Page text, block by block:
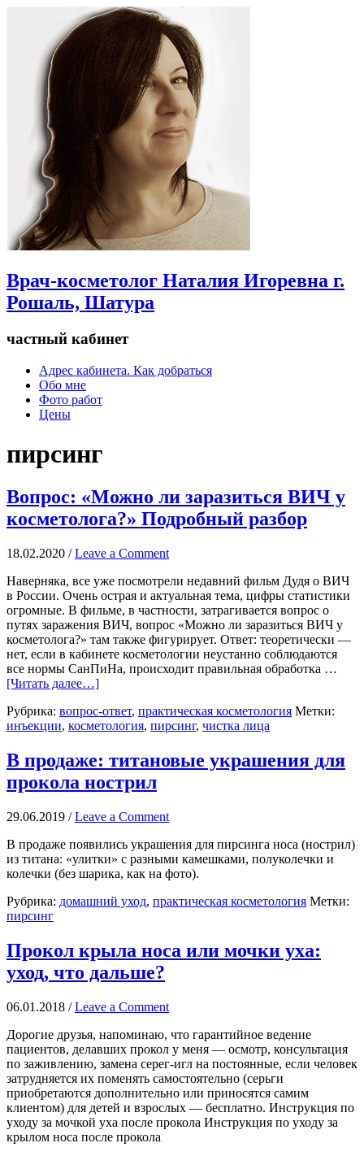
Врач-косметолог Наталия Игоревна г.
Рошаль, Шатура
частный кабинет
Адрес кабинета. Как добраться
Обо мне
Фото работ
Цены
пирсинг
Вопрос: «Можно ли заразиться ВИЧ у
косметолога?» Подробный разбор
18.02.2020 /Leave a Comment
Наверняка, все уже посмотрели недавний фильм Дудя о ВИЧ
в России. Очень острая и актуальная тема, цифры статистики
огромные. В фильме, в частности, затрагивается вопрос о
путях заражения ВИЧ, вопрос «Можно ли заразиться ВИЧ у
косметолога?» там также фигурирует. Ответ: теоретически —
нет, если в кабинете косметологии неустанно соблюдаются
все нормы СанПиНа, происходит правильная обработка …
[Читать далее…]
Рубрика: вопрос-ответ, практическая косметология Метки:
инъекции, косметология, пирсинг, чистка лица
В продаже: титановые украшения для
прокола нострил
29.06.2019 /Leave a Comment
В продаже появились украшения для пирсинга носа (нострил)
из титана: «улитки» с разными камешками, полуколечки и
колечки (без шарика, как на фото).
Рубрика: домашний уход, практическая косметология Метки:
пирсинг
Прокол крыла носа или мочки уха:
уход, что дальше?
06.01.2018 /Leave a Comment
Дорогие друзья, напоминаю, что гарантийное ведение
пациентов, делавших прокол у меня — осмотр, консультация
по заживлению, замена серег-игл на постоянные, если человек
затрудняется их поменять самостоятельно (серьги
приобретаются дополнительно или приносятся самим
клиентом) для детей и взрослых — бесплатно. Инструкция по
уходу за мочкой уха после прокола Инструкция по уходу за
крылом носа после прокола